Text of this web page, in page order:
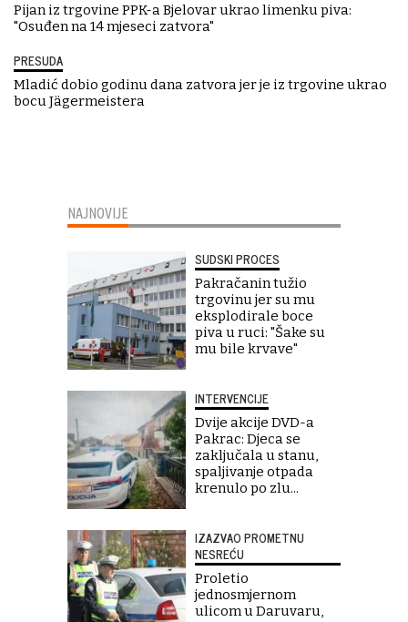
Pijan iz trgovine PPK-a Bjelovar ukrao limenku piva:
"Osuđen na 14 mjeseci zatvora"
PRESUDA
Mladić dobio godinu dana zatvora jer je iz trgovine ukrao
bocu Jägermeistera
NAJNOVIJE
SUDSKI PROCES
Pakračanin tužio
trgovinu jer su mu
eksplodirale boce
piva u ruci: "Šake su
mu bile krvave"
INTERVENCIJE
Dvije akcije DVD-a
Pakrac: Djeca se
zaključala u stanu,
spaljivanje otpada
krenulo po zlu...
IZAZVAO PROMETNU
NESREĆU
Proletio
jednosmjernom
ulicom u Daruvaru,